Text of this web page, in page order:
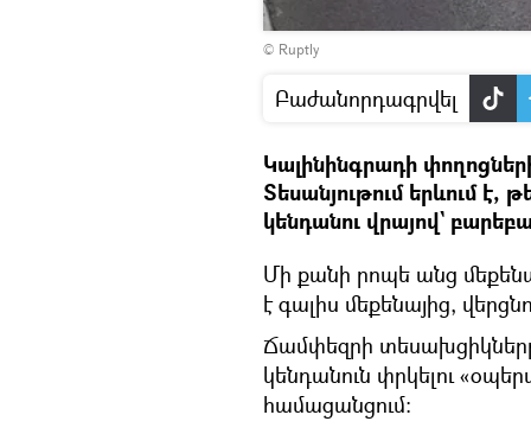
© Ruptly
Բաժանորդագրվել
Կալինինգրադի
Տեսանյութում երևում է,
կենդանու վրայով`
Մի քանի րոպե անց
է գալիս մեքենայից,
Ճամփեզրի
կենդանուն փրկելու
համացանցում։